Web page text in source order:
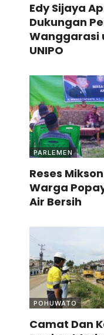
Edy Sijaya
Dukungan
Wanggarasi
UNIPO
PARLEMEN
Reses
Warga
Air Bersih
POHUWATO
Camat Dan